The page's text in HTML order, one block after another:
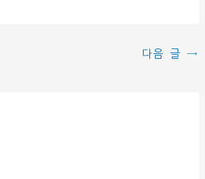
다음 글 →